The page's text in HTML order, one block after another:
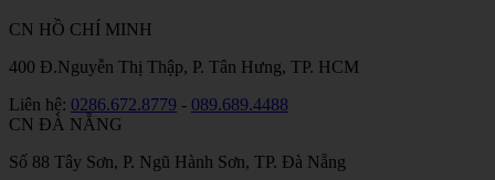
CN HỒ CHÍ MINH
400 Đ.Nguyễn Thị Thập, P. Tân Hưng, TP. HCM
Liên hệ: 0286.672.8779 - 089.689.4488
CN ĐÀ NẴNG
Số 88 Tây Sơn, P. Ngũ Hành Sơn, TP. Đà Nẵng